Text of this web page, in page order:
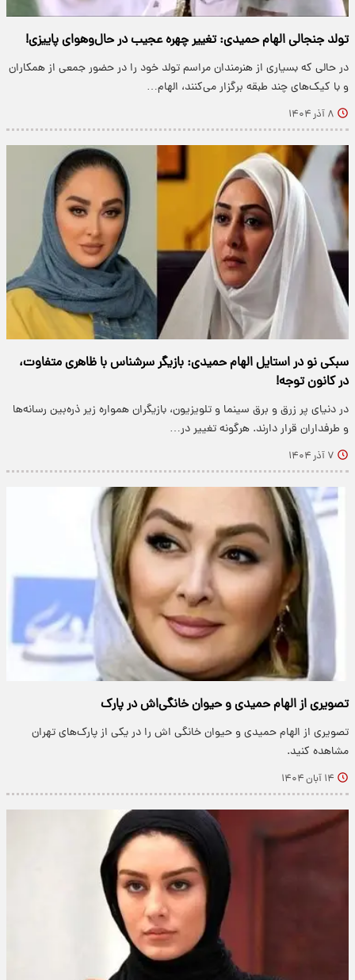
تولد جنجالی الهام حمیدی: تغییر چهره عجیب در حال‌وهوای پاییزی!
در حالی که بسیاری از هنرمندان مراسم تولد خود را در حضور جمعی از همکاران
و با کیک‌های چند طبقه برگزار می‌کنند، الهام…
۸ آذر ۱۴۰۴
سبکی نو در استایل الهام حمیدی: بازیگر سرشناس با ظاهری متفاوت،
در کانون توجه!
در دنیای پر زرق و برق سینما و تلویزیون، بازیگران همواره زیر ذره‌بین رسانه‌ها
و طرفداران قرار دارند. هرگونه تغییر در…
۷ آذر ۱۴۰۴
تصویری از الهام حمیدی و حیوان خانگی‌اش در پارک
تصویری از الهام حمیدی و حیوان خانگی اش را در یکی از پارک‌های تهران
مشاهده کنید.
۱۴ آبان ۱۴۰۴